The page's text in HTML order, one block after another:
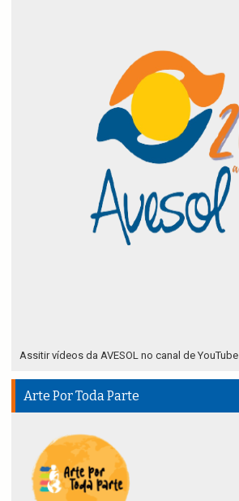
Assitir vídeos da AVESOL no canal de YouTube
Arte Por Toda Parte